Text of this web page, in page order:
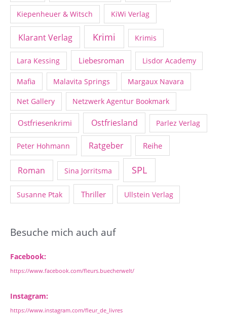
Kiepenheuer & Witsch KiWi Verlag
Klarant Verlag Krimi Krimis
Lara Kessing Liebesroman Lisdor Academy
Mafia Malavita Springs Margaux Navara
Net Gallery Netzwerk Agentur Bookmark
Ostfriesenkrimi Ostfriesland Parlez Verlag
Peter Hohmann Ratgeber Reihe
Roman Sina Jorritsma SPL
Susanne Ptak Thriller Ullstein Verlag
Besuche mich auch auf
Facebook:
https://www.facebook.com/fleurs.buecherwelt/
Instagram:
https://www.instagram.com/fleur_de_livres